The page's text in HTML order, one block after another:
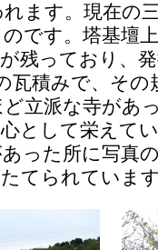
ます。現在の
です。塔基壇
残っており、
瓦積みで、その
立派な寺があ
として栄えて
った所に写真
てられていま